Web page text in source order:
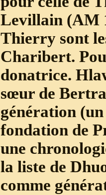
Levillain (AM
Thierry sont
Charibert.
donatrice.
sœur de
génération
fondation de
une
la liste de
comme